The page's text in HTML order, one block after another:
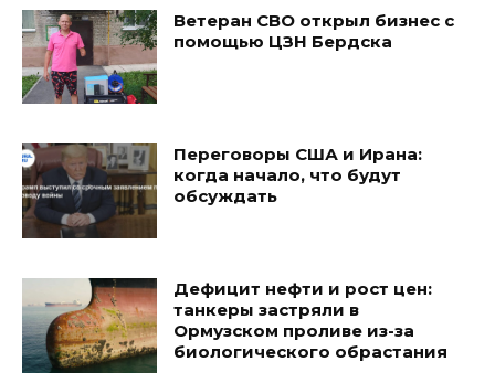
Ветеран СВО открыл бизнес с
помощью ЦЗН Бердска
Переговоры США и Ирана:
когда начало, что будут
обсуждать
Дефицит нефти и рост цен:
танкеры застряли в
Ормузском проливе из-за
биологического обрастания